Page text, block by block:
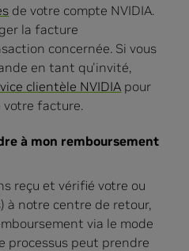
de votre compte NVIDIA.
la facture
concernée. Si vous
en tant qu'invité,
clientèle NVIDIA pour
votre facture.
à mon remboursement
reçu et vérifié votre ou
à notre centre de retour,
via le mode
processus peut prendre